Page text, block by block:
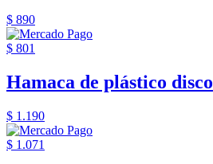
$ 890
$ 801
Hamaca de plástico disco
$ 1.190
$ 1.071